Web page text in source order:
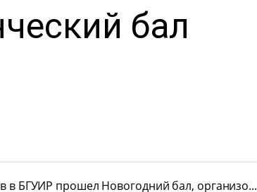
бал
в БГУИР прошел Новогодний бал, организо...